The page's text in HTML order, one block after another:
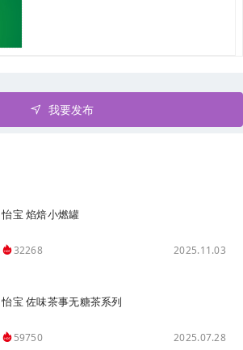
我要发布
怡宝 焰焙小燃罐
32268 2025.11.03
怡宝 佐味茶事无糖茶系列
59750 2025.07.28